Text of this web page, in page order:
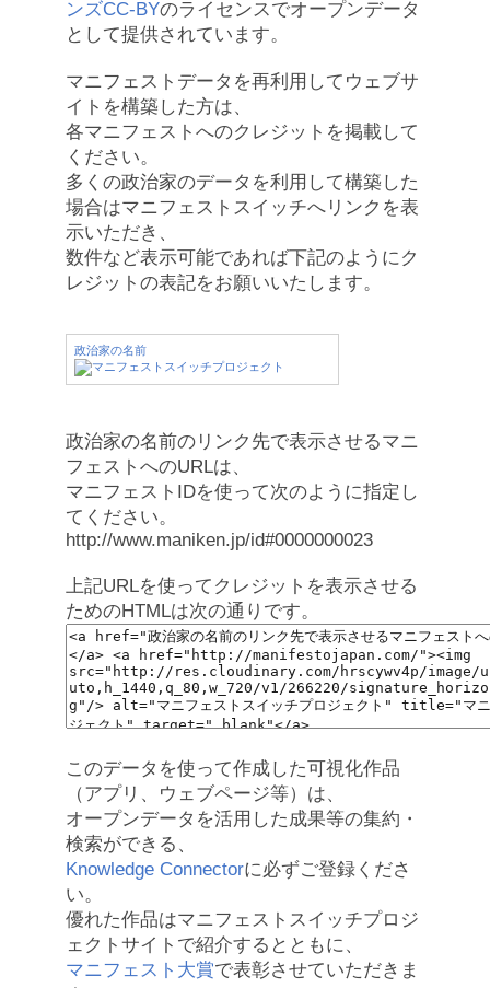
ンズCC-BYのライセンスでオープンデータ
として提供されています。
マニフェストデータを再利用してウェブサ
イトを構築した方は、
各マニフェストへのクレジットを掲載して
ください。
多くの政治家のデータを利用して構築した
場合はマニフェストスイッチへリンクを表
示いただき、
数件など表示可能であれば下記のようにク
レジットの表記をお願いいたします。
政治家の名前
政治家の名前のリンク先で表示させるマニ
フェストへのURLは、
マニフェストIDを使って次のように指定し
てください。
http://www.maniken.jp/id#0000000023
上記URLを使ってクレジットを表示させる
ためのHTMLは次の通りです。
このデータを使って作成した可視化作品
（アプリ、ウェブページ等）は、
オープンデータを活用した成果等の集約・
検索ができる、
Knowledge Connectorに必ずご登録くださ
い。
優れた作品はマニフェストスイッチプロジ
ェクトサイトで紹介するとともに、
マニフェスト大賞で表彰させていただきま